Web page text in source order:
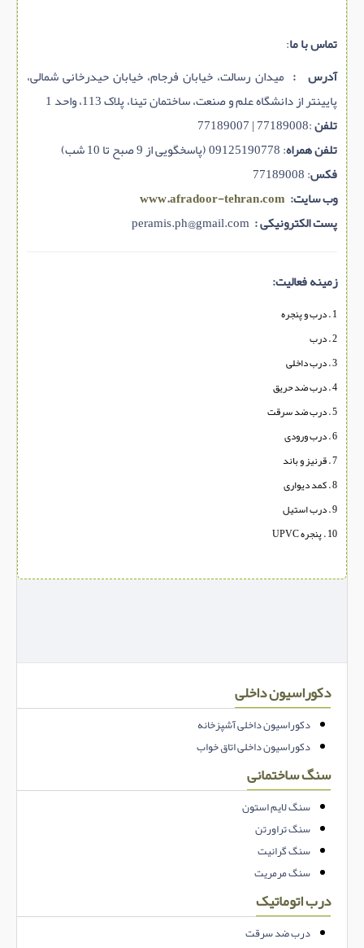
تماس با ما:
آدرس : میدان رسالت، خیابان فرجام، خیابان حیدرخانی شمالی،
پایینتر از دانشگاه علم و صنعت، ساختمان تینا، پلاک 113، واحد 1
تلفن:
77189008
|
77189007
تلفن همراه:09125190778 (پاسخگویی از 9 صبح تا 10 شب)
فکس:
77189008
وب سایت: www.afradoor-tehran.com
پست الکترونیکی : peramis.ph@gmail.com
زمینه فعالیت:
1 . درب و پنجره
2 . درب
3 . درب داخلی
4 . درب ضد حریق
5 . درب ضد سرقت
6 . درب ورودی
7 . قرنیز و باند
8 . کمد دیواری
9 . درب استیل
10 . پنجره UPVC
دکوراسیون داخلی
دکوراسیون داخلی آشپزخانه
دکوراسیون داخلی اتاق خواب
سنگ ساختمانی
سنگ لایم استون
سنگ تراورتن
سنگ گرانیت
سنگ مرمریت
درب اتوماتیک
درب ضد سرقت